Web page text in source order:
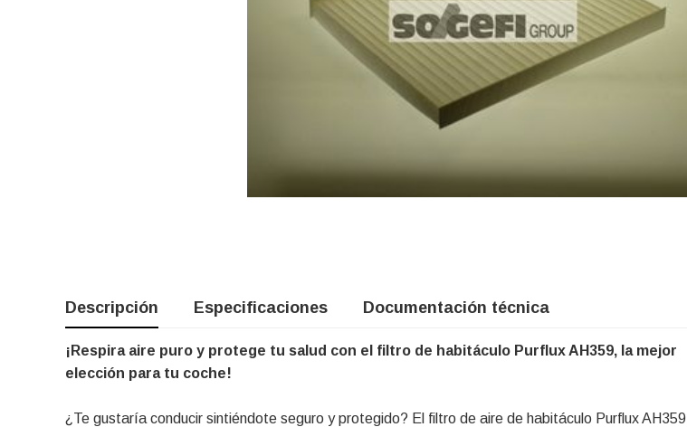
Descripción Especificaciones Documentación técnica
¡Respira aire puro y protege tu salud con el filtro de habitáculo Purflux AH359, la mejor
elección para tu coche!
¿Te gustaría conducir sintiéndote seguro y protegido? El filtro de aire de habitáculo Purflux AH359